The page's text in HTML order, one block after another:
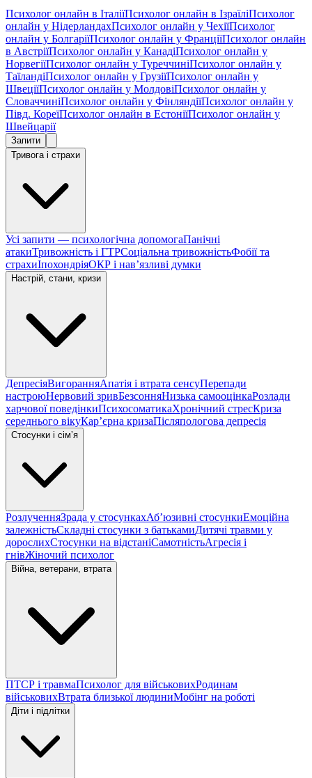
Психолог онлайн в ІталіїПсихолог онлайн в ІзраїліПсихолог
онлайн у НідерландахПсихолог онлайн у ЧехіїПсихолог
онлайн у БолгаріїПсихолог онлайн у ФранціїПсихолог онлайн
в АвстріїПсихолог онлайн у КанадіПсихолог онлайн у
НорвегіїПсихолог онлайн у ТуреччиніПсихолог онлайн у
ТаїландіПсихолог онлайн у ГрузіїПсихолог онлайн у
ШвеціїПсихолог онлайн у МолдовіПсихолог онлайн у
СловаччиніПсихолог онлайн у ФінляндіїПсихолог онлайн у
Півд. КореїПсихолог онлайн в ЕстоніїПсихолог онлайн у
Швейцарії
Запити
Тривога і страхи
Усі запити — психологічна допомогаПанічні
атакиТривожність і ГТРСоціальна тривожністьФобії та
страхиІпохондріяОКР і навʼязливі думки
Настрій, стани, кризи
ДепресіяВигоранняАпатія і втрата сенсуПерепади
настроюНервовий зривБезсонняНизька самооцінкаРозлади
харчової поведінкиПсихосоматикаХронічний стресКриза
середнього вікуКарʼєрна кризаПісляпологова депресія
Стосунки і сімʼя
РозлученняЗрада у стосункахАбʼюзивні стосункиЕмоційна
залежністьСкладні стосунки з батькамиДитячі травми у
дорослихСтосунки на відстаніСамотністьАгресія і
гнівЖіночий психолог
Війна, ветерани, втрата
ПТСР і травмаПсихолог для військовихРодинам
військовихВтрата близької людиниМобінг на роботі
Діти і підлітки